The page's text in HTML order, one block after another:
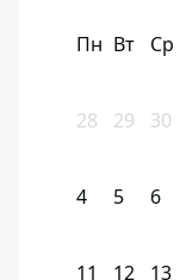
Пн Вт Ср
28 29 30
4 5 6
11 12 13